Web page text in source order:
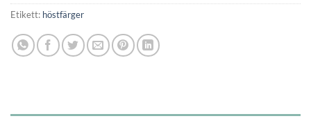
Etikett: höstfärger